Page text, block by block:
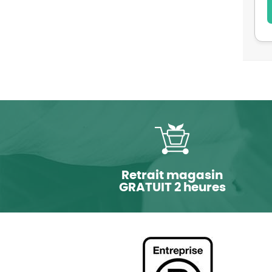
Retrait magasin
GRATUIT 2 heures